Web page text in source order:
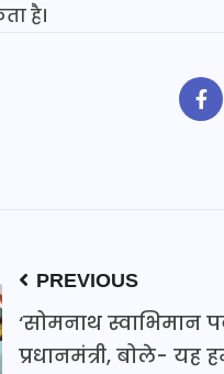
है।
PREVIOUS
‘सोमनाथ स्वाभिमान
प्रधानमंत्री, बोले- यह